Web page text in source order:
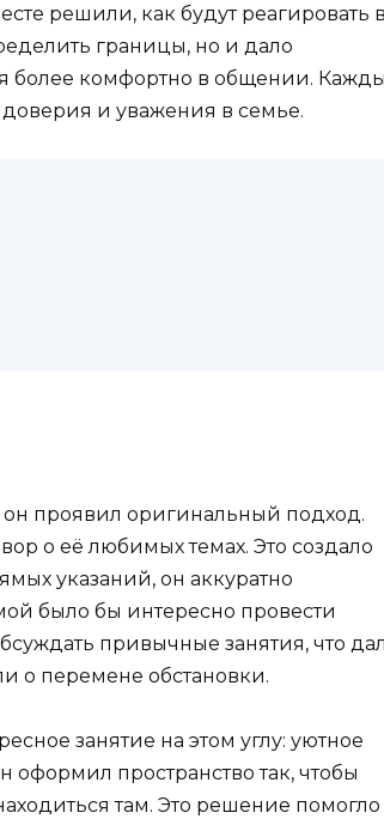
решили, как будут реагировать в
границы, но и дало
более комфортно в общении.
и уважения в семье.
проявил оригинальный подход.
о её любимых темах. Это создало
указаний, он аккуратно
было бы интересно провести
привычные занятия, что
о перемене обстановки.
занятие на этом углу: уютное
пространство так, чтобы
там. Это решение помогло